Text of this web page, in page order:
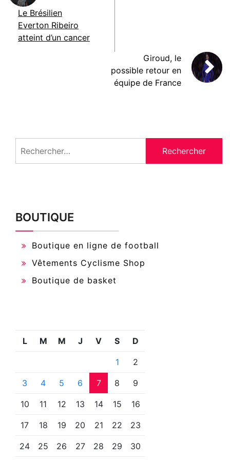
Le Brésilien
Everton Ribeiro
atteint d’un cancer
Giroud, le
possible retour en
équipe de France
BOUTIQUE
Boutique en ligne de football
Vêtements Cyclisme Shop
Boutique de basket
L M M J V S D
1 2
3 4 5 6 7 8 9
10 11 12 13 14 15 16
17 18 19 20 21 22 23
24 25 26 27 28 29 30